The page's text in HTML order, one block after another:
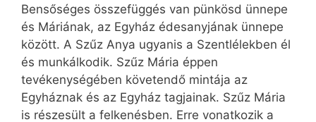
Bensőséges összefüggés van pünkösd ünnepe
és Máriának, az Egyház édesanyjának ünnepe
között. A Szűz Anya ugyanis a Szentlélekben él
és munkálkodik. Szűz Mária éppen
tevékenységében követendő mintája az
Egyháznak és az Egyház tagjainak. Szűz Mária
is részesült a felkenésben. Erre vonatkozik a